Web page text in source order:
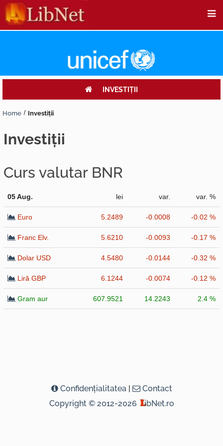
INVESTIŢII
Home Investiţii
investiţii
Curs valutar BNR
05 Aug. lei var. var. %
Euro 5.2489 -0.0008 -0.02 %
Franc Elv. 5.6210 -0.0093 -0.17 %
Dolar USD 4.5480 -0.0144 -0.32 %
Liră GBP 6.1244 -0.0074 -0.12 %
Gram aur 607.9521 14.2243 2.4 %
Confidenţialitatea |
Contact
Copyright © 2012-2026
ibNet.ro